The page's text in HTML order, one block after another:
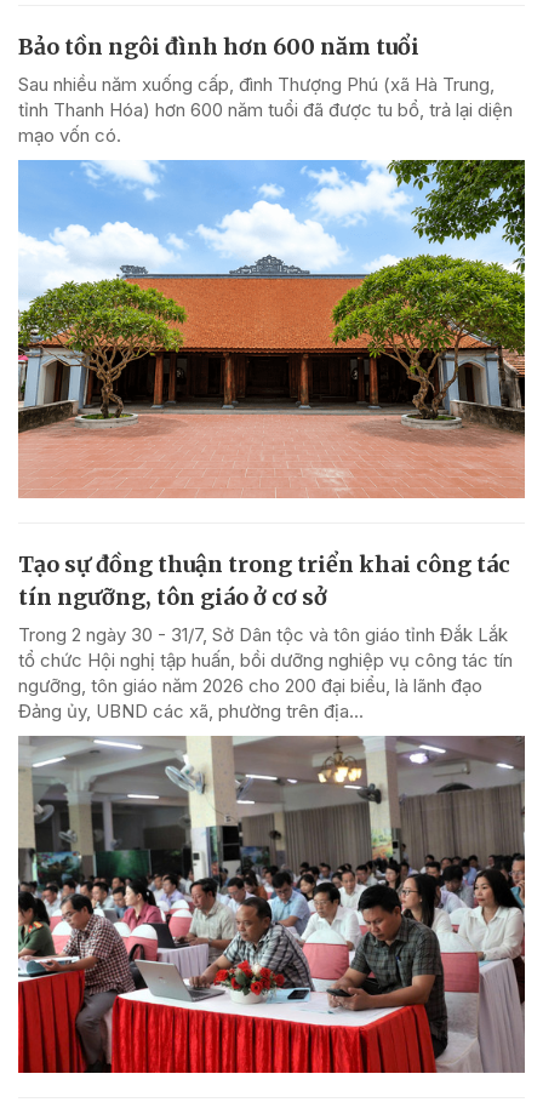
Bảo tồn ngôi đình hơn 600 năm tuổi
Sau nhiều năm xuống cấp, đình Thượng Phú (xã Hà Trung,
tỉnh Thanh Hóa) hơn 600 năm tuổi đã được tu bổ, trả lại diện
mạo vốn có.
Tạo sự đồng thuận trong triển khai công tác
tín ngưỡng, tôn giáo ở cơ sở
Trong 2 ngày 30 - 31/7, Sở Dân tộc và tôn giáo tỉnh Đắk Lắk
tổ chức Hội nghị tập huấn, bồi dưỡng nghiệp vụ công tác tín
ngưỡng, tôn giáo năm 2026 cho 200 đại biểu, là lãnh đạo
Đảng ủy, UBND các xã, phường trên địa...